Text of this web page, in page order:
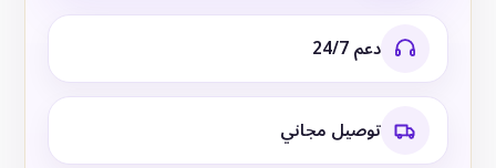
دعم 24/7
توصيل مجاني